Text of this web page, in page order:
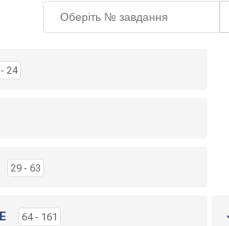
н
24
29 - 63
64 - 161